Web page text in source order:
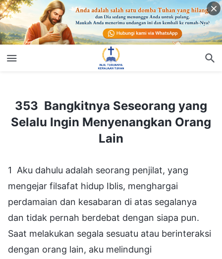
353 Bangkitnya Seseorang yang
Selalu Ingin Menyenangkan Orang
Lain
1 Aku dahulu adalah seorang penjilat, yang
mengejar filsafat hidup Iblis, menghargai
perdamaian dan kesabaran di atas segalanya
dan tidak pernah berdebat dengan siapa pun.
Saat melakukan segala sesuatu atau berinteraksi
dengan orang lain, aku melindungi